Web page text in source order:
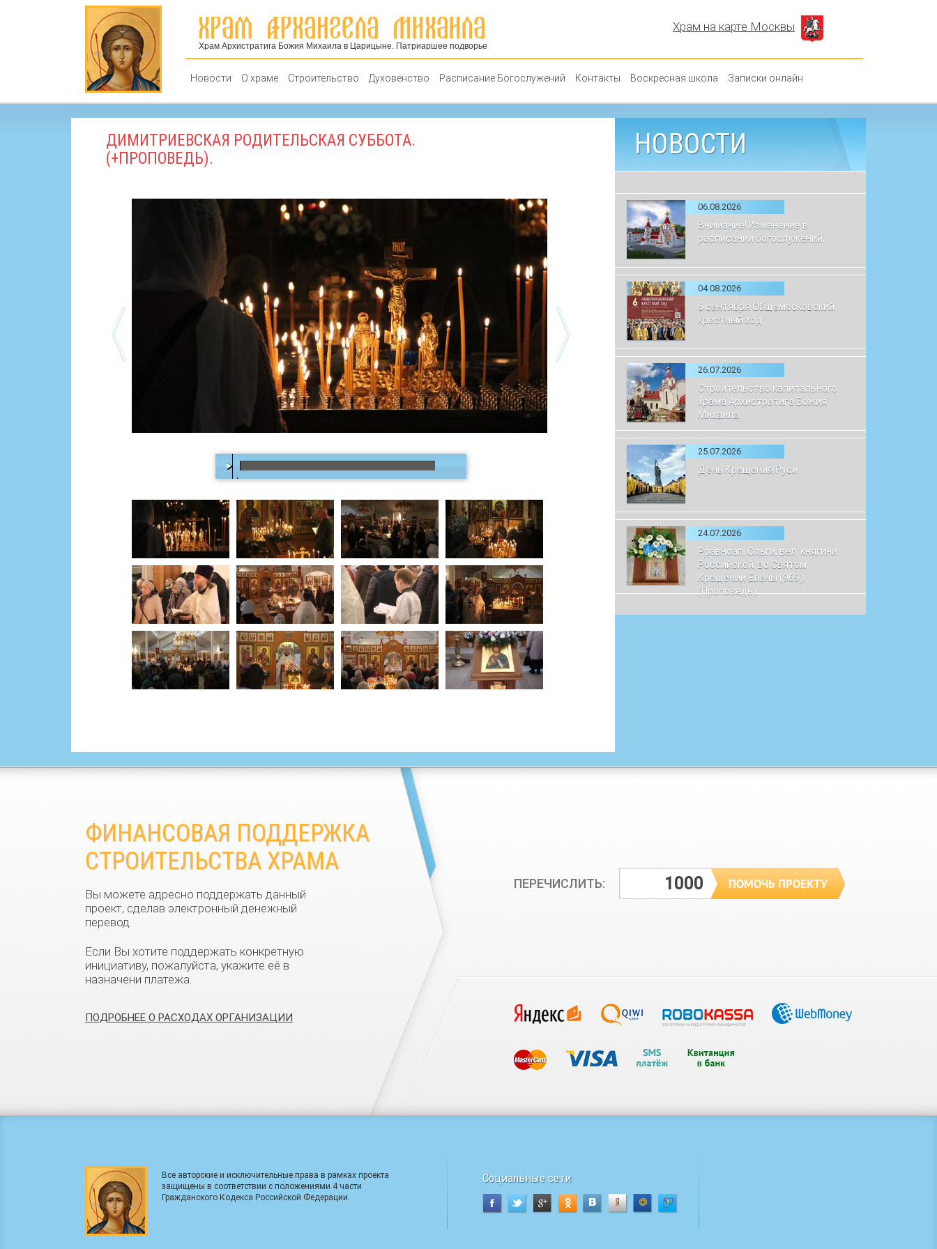
Храм Архистратига Божия Михаила в Царицыне. Патриаршее подворье
Храм на карте Москвы
Новости О храме Строительство Духовенство Расписание Богослужений Контакты Воскресная школа Записки онлайн
Проповеди
ДИМИТРИЕВСКАЯ РОДИТЕЛЬСКАЯ СУББОТА.
(+ПРОПОВЕДЬ).
НОВОСТИ
06.08.2026
Внимание! Изменение в
расписании богослужений.
04.08.2026
6 сентября Общемосковский
крестный ход
26.07.2026
Строительство капитального
храма Архистратига Божия
Михаила
25.07.2026
День Крещения Руси
24.07.2026
Рравноап. Ольги, вел. княгини
Российской, во Святом
Крещении Елены (969).
(Проповедь).
ФИНАНСОВАЯ ПОДДЕРЖКА
СТРОИТЕЛЬСТВА ХРАМА
Вы можете адресно поддержать данный
проект, сделав электронный денежный
перевод.
Если Вы хотите поддержать конкретную
инициативу, пожалуйста, укажите её в
назначени платежа.
ПОДРОБНЕЕ О РАСХОДАХ ОРГАНИЗАЦИИ
ПЕРЕЧИСЛИТЬ:
Все авторские и исключительные права в рамках проекта
защищены в соответствии с положениями 4 части
Гражданского Кодекса Российской Федерации.
Социальные сети